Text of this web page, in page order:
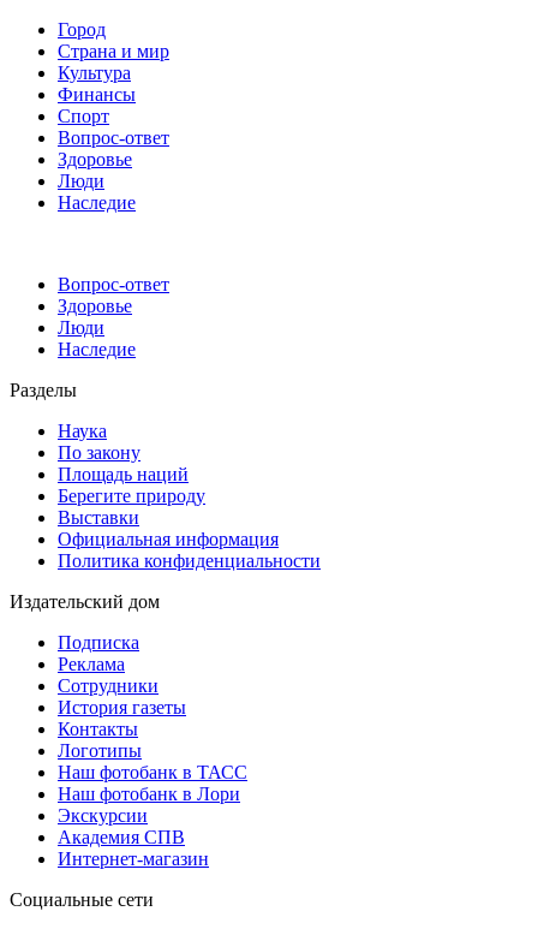
Город
Страна и мир
Культура
Финансы
Спорт
Вопрос-ответ
Здоровье
Люди
Наследие
Вопрос-ответ
Здоровье
Люди
Наследие
Разделы
Наука
По закону
Площадь наций
Берегите природу
Выставки
Официальная информация
Политика конфиденциальности
Издательский дом
Подписка
Реклама
Сотрудники
История газеты
Контакты
Логотипы
Наш фотобанк в ТАСС
Наш фотобанк в Лори
Экскурсии
Академия СПВ
Интернет-магазин
Социальные сети